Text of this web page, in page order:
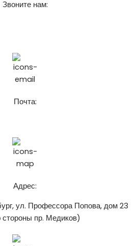
Звоните нам:
Почта:
Адрес:
ул. Профессора Попова, дом 23
стороны пр. Медиков)